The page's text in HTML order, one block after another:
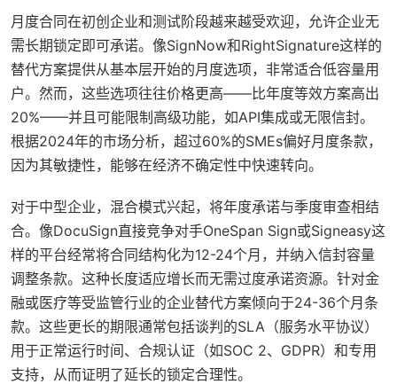
月度合同在初创企业和测试阶段越来越受欢迎，允许企业无
需长期锁定即可承诺。像SignNow和RightSignature这样的
替代方案提供从基本层开始的月度选项，非常适合低容量用
户。然而，这些选项往往价格更高——比年度等效方案高出
20%——并且可能限制高级功能，如API集成或无限信封。
根据2024年的市场分析，超过60%的SMEs偏好月度条款，
因为其敏捷性，能够在经济不确定性中快速转向。
对于中型企业，混合模式兴起，将年度承诺与季度审查相结
合。像DocuSign直接竞争对手OneSpan Sign或Signeasy这
样的平台经常将合同结构化为12-24个月，并纳入信封容量
调整条款。这种长度适应增长而无需过度承诺资源。针对金
融或医疗等受监管行业的企业替代方案倾向于24-36个月条
款。这些更长的期限通常包括谈判的SLA（服务水平协议）
用于正常运行时间、合规认证（如SOC 2、GDPR）和专用
支持，从而证明了延长的锁定合理性。